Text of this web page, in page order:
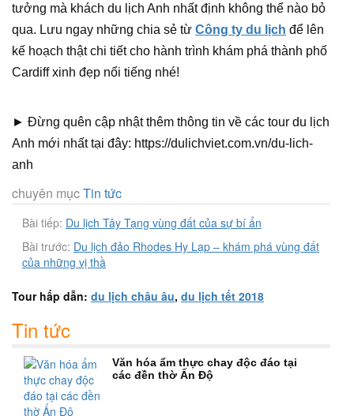
tưởng mà khách du lịch Anh nhất định không thể nào bỏ
qua. Lưu ngay những chia sẻ từ Công ty du lịch để lên
kế hoạch thật chi tiết cho hành trình khám phá thành phố
Cardiff xinh đẹp nổi tiếng nhé!
► Đừng quên cập nhật thêm thông tin về các tour du lịch
Anh mới nhất tại đây: https://dulichviet.com.vn/du-lich-
anh
chuyên mụcTin tức
Bài tiếp: Du lịch Tây Tạng vùng đất của sự bí ẩn
Bài trước: Du lịch đảo Rhodes Hy Lạp – khám phá vùng đất
của những vị thầ
Tour hấp dẫn: du lịch châu âu, du lịch tết 2018
Tin tức
Văn hóa ẩm thực chay độc đáo tại
các đền thờ Ấn Độ